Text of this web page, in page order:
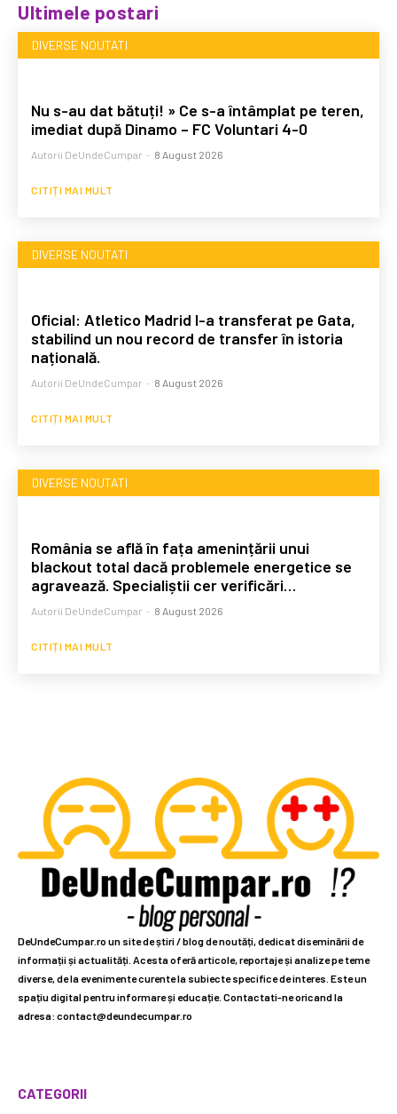
Ultimele postari
DIVERSE NOUTATI
Nu s-au dat bătuți! » Ce s-a întâmplat pe teren,
imediat după Dinamo – FC Voluntari 4-0
Autorii DeUndeCumpar - 8 August 2026
CITIȚI MAI MULT
DIVERSE NOUTATI
Oficial: Atletico Madrid l-a transferat pe Gata,
stabilind un nou record de transfer în istoria
națională.
Autorii DeUndeCumpar - 8 August 2026
CITIȚI MAI MULT
DIVERSE NOUTATI
România se află în fața amenințării unui
blackout total dacă problemele energetice se
agravează. Specialiștii cer verificări…
Autorii DeUndeCumpar - 8 August 2026
CITIȚI MAI MULT
DeUndeCumpar.ro un site de știri / blog de noutăți, dedicat diseminării de
informații și actualități. Acesta oferă articole, reportaje și analize pe teme
diverse, de la evenimente curente la subiecte specifice de interes. Este un
spațiu digital pentru informare și educație. Contactati-ne oricand la
adresa: contact@deundecumpar.ro
CATEGORII